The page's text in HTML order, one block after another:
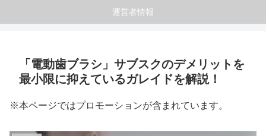
運営者情報
「電動歯ブラシ」サブスクのデメリットを
最小限に抑えているガレイドを解説！
※本ページではプロモーションが含まれています。